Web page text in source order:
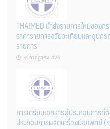
THAIMED นำส่งรายการใหม่ของ
ราคารายการอวัยวะเทียมและอุปก
รายการ
31 กรกฎาคม 2026
การเตรียมเอกสารผู้ประกอบการ
ประกอบการผลิตเครื่องมือแพทย์ (